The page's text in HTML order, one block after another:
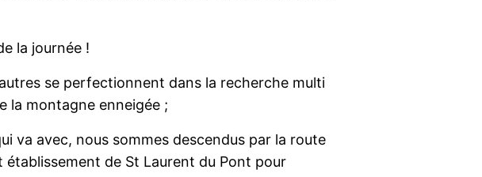
la journée !
se perfectionnent dans la recherche multi
la montagne enneigée ;
va avec, nous sommes descendus par la route
de St Laurent du Pont pour